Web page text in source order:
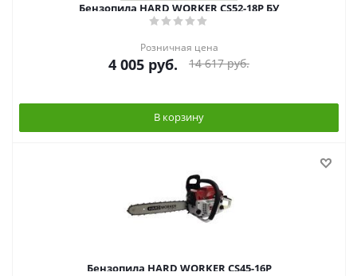
Бензопила HARD WORKER CS52-18P БУ
Розничная цена
4 005 руб. 14 617руб.
В корзину
Бензопила HARD WORKER CS45-16P